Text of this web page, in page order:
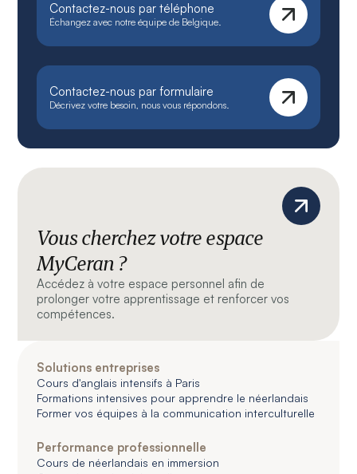
Contactez-nous par téléphone
Échangez avec notre équipe de Belgique.
Contactez-nous par formulaire
Décrivez votre besoin, nous vous répondons.
Vous cherchez votre espace
MyCeran ?
Accédez à votre espace personnel afin de
prolonger votre apprentissage et renforcer vos
compétences.
Solutions entreprises
Cours d'anglais intensifs à Paris
Formations intensives pour apprendre le néerlandais
Former vos équipes à la communication interculturelle
Performance professionnelle
Cours de néerlandais en immersion